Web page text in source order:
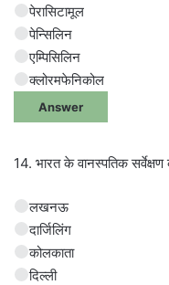
पेरासिटामूल
पेन्सिलिन
एम्पिसिलिन
क्लोरमफेनिकोल
Answer
14. भारत के वानस्पतिक
लखनऊ
दार्जिलिंग
कोलकाता
दिल्ली